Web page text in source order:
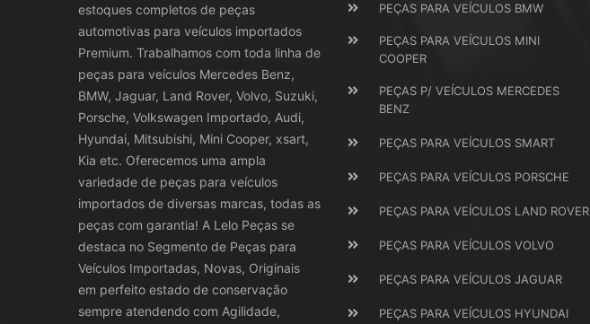
estoques completos de peças
automotivas para veículos importados
Premium. Trabalhamos com toda linha de
peças para veículos Mercedes Benz,
BMW, Jaguar, Land Rover, Volvo, Suzuki,
Porsche, Volkswagen Importado, Audi,
Hyundai, Mitsubishi, Mini Cooper, xsart,
Kia etc. Oferecemos uma ampla
variedade de peças para veículos
importados de diversas marcas, todas as
peças com garantia! A Lelo Peças se
destaca no Segmento de Peças para
Veículos Importadas, Novas, Originais
em perfeito estado de conservação
sempre atendendo com Agilidade,
PEÇAS PARA VEÍCULOS BMW
PEÇAS PARA VEÍCULOS MINI
COOPER
PEÇAS P/ VEÍCULOS MERCEDES
BENZ
PEÇAS PARA VEÍCULOS SMART
PEÇAS PARA VEÍCULOS PORSCHE
PEÇAS PARA VEÍCULOS LAND ROVER
PEÇAS PARA VEÍCULOS VOLVO
PEÇAS PARA VEÍCULOS JAGUAR
PEÇAS PARA VEÍCULOS HYUNDAI